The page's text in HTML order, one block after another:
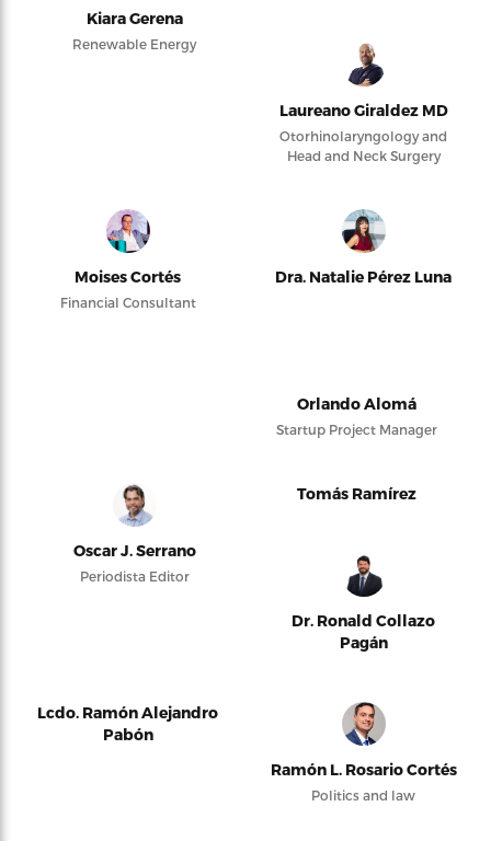
Kiara Gerena
Renewable Energy
Laureano Giraldez MD
Otorhinolaryngology and
Head and Neck Surgery
Moises Cortés
Financial Consultant
Dra. Natalie Pérez Luna
Orlando Alomá
Startup Project Manager
Oscar J. Serrano
Periodista Editor
Tomás Ramírez
Dr. Ronald Collazo
Pagán
Lcdo. Ramón Alejandro
Pabón
Ramón L. Rosario Cortés
Politics and law